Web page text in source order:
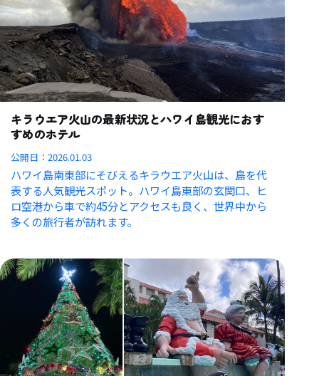
キラウエア火山の最新状況とハワイ島観光におす
すめのホテル
公開日：2026.01.03
ハワイ島南東部にそびえるキラウエア火山は、島を代
表する人気観光スポット。ハワイ島東部の玄関口、ヒ
ロ空港から車で約45分とアクセスも良く、世界中から
多くの旅行者が訪れます。